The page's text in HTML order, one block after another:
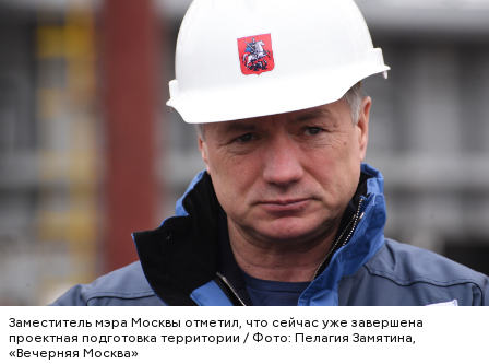
Заместитель мэра Москвы отметил, что сейчас уже завершена
проектная подготовка территории / Фото: Пелагия Замятина,
«Вечерняя Москва»
По его словам, сейчас уже завершена проектная
подготовка территории. В строительство
фундамента вошла компания «Мосинжпроект». В
Адресной инвестиционной программе столице
уже выделены для этого средства и сформирована
команда.
СТРОИТЕЛЬСТВО КОСМОС МОСКВА
Выставка, посвященная Дню автомобилиста,
развернется на площадке возле Театра Стаса
Намина с 10:00 до 21:00.